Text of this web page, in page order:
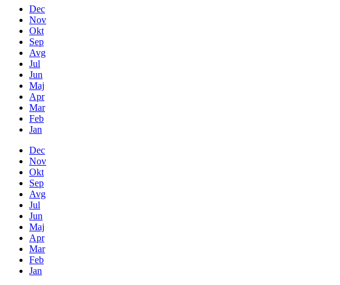
Dec
Nov
Okt
Sep
Avg
Jul
Jun
Maj
Apr
Mar
Feb
Jan
Dec
Nov
Okt
Sep
Avg
Jul
Jun
Maj
Apr
Mar
Feb
Jan